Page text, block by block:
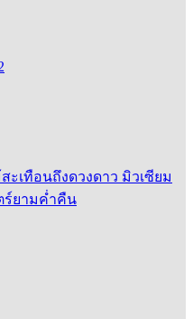
ะเทือนถึงดวงดาว มิวเซียม
ร์ยามค่ำคืน